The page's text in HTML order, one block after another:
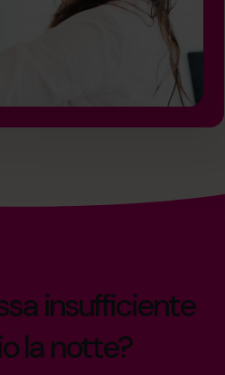
insufficiente
la notte?